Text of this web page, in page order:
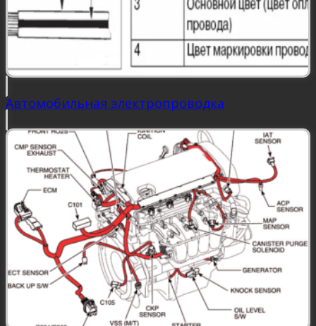
Автомобильная электропроводка